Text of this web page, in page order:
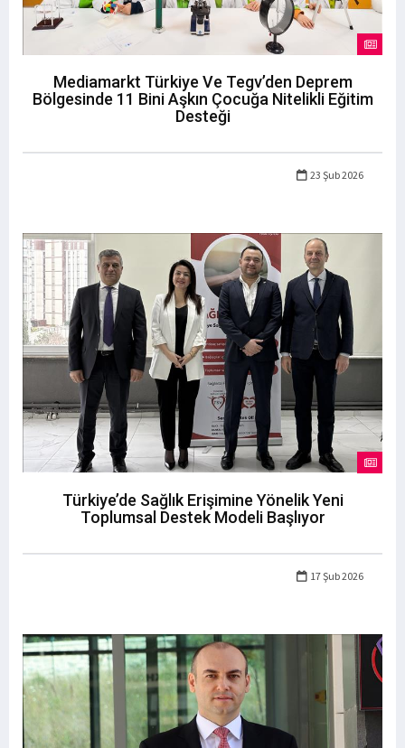
Mediamarkt Türkiye Ve Tegv’den Deprem
Bölgesinde 11 Bini Aşkın Çocuğa Nitelikli Eğitim
Desteği
23 Şub 2026
Türkiye’de Sağlık Erişimine Yönelik Yeni
Toplumsal Destek Modeli Başlıyor
17 Şub 2026